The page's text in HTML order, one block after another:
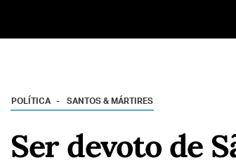
POLÍTICA SANTOS & MÁRTIRES
Ser devoto de